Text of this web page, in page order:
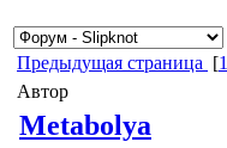
Предыдущая страница [1
Автор
Metabolya